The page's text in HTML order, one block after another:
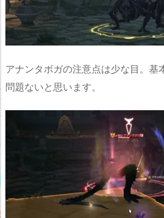
アナンタボガの注意点は少な目。基
問題ないと思います。